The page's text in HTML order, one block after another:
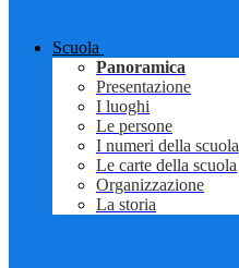
Scuola
Panoramica
Presentazione
I luoghi
Le persone
I numeri della scuola
Le carte della scuola
Organizzazione
La storia